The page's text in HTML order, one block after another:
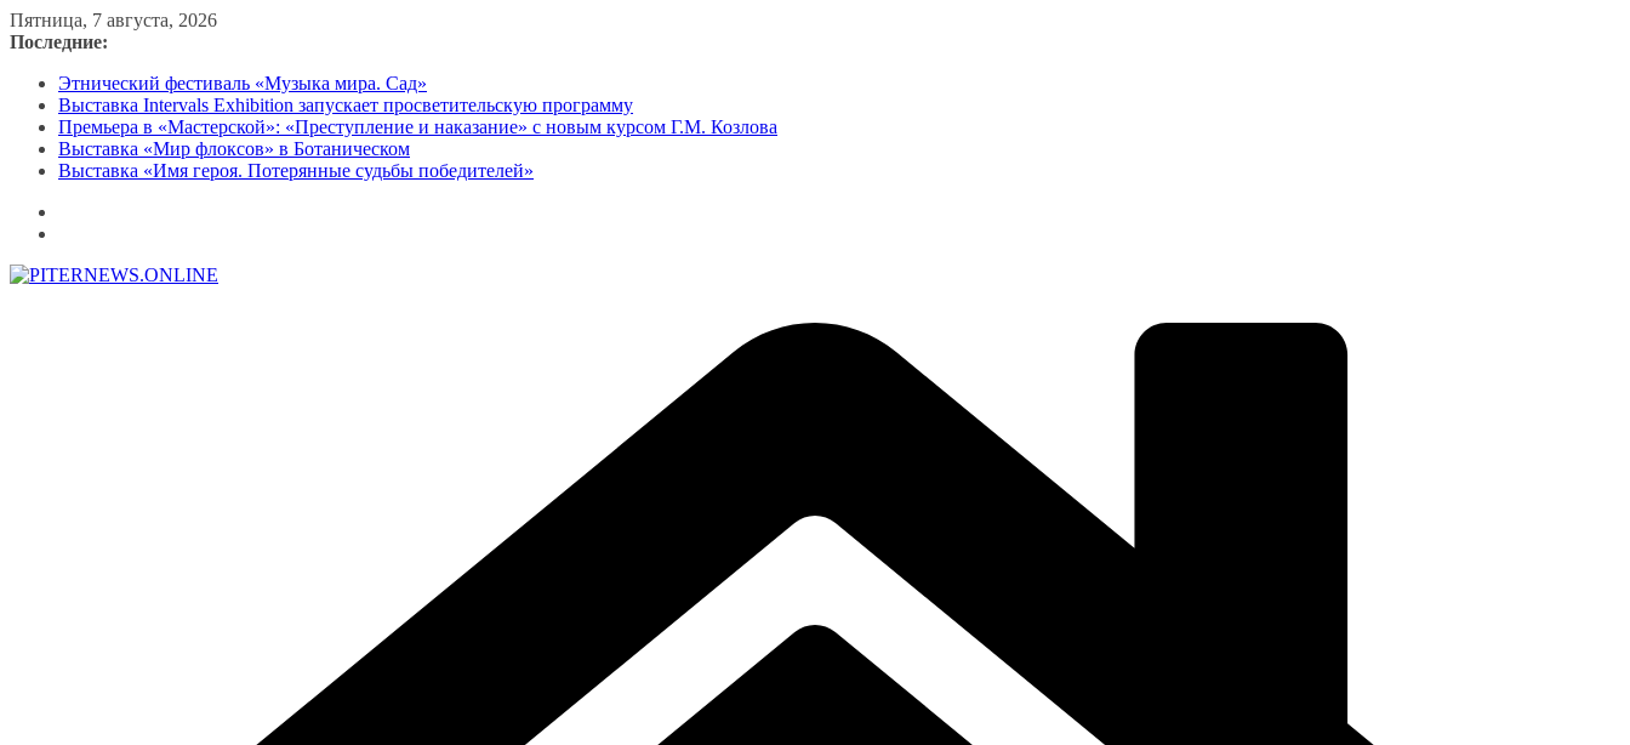
Перейти
к
Пятница, 7 августа, 2026
Последние:
Этнический фестиваль «Музыка мира. Сад»
Выставка Intervals Exhibition запускает просветительскую программу
Премьера в «Мастерской»: «Преступление и наказание» с новым курсом Г.М. Козлова
Выставка «Мир флоксов» в Ботаническом
Выставка «Имя героя. Потерянные судьбы победителей»